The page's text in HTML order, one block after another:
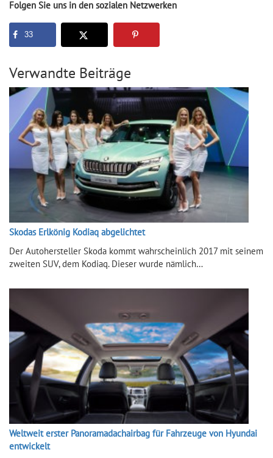
Folgen Sie uns in den sozialen Netzwerken
33
Verwandte Beiträge
Skodas Erlkönig Kodiaq abgelichtet
Der Autohersteller Skoda kommt wahrscheinlich 2017 mit seinem
zweiten SUV, dem Kodiaq. Dieser wurde nämlich…
Weltweit erster Panoramadachairbag für Fahrzeuge von Hyundai
entwickelt